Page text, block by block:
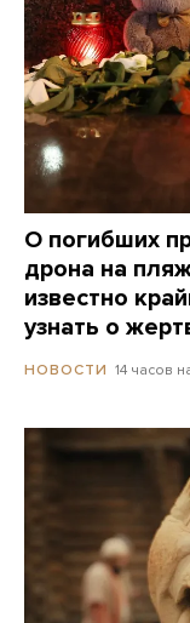
О погибших
дрона на
известно
узнать о
НОВОСТИ 14 часов